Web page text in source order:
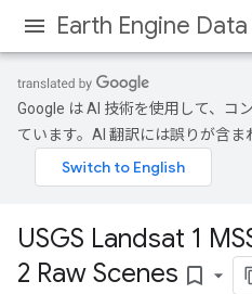
Earth Engine
Google は AI 技術を使用して、コ
ています。AI 翻訳には誤りが含ま
USGS Landsat 1
2 Raw Scenes bookmark_border